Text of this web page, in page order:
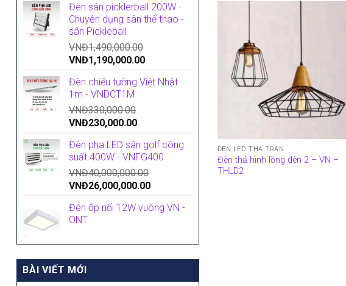
Đèn sân picklerball 200W -
Chuyên dụng sân thể thao -
sân Pickleball
VNĐ1,490,000.00
VNĐ1,190,000.00
Đèn chiếu tường Việt Nhật
1m - VNDCT1M
VNĐ330,000.00
VNĐ230,000.00
Đèn pha LED sân golf công
suất 400W - VNFG400
VNĐ40,000,000.00
VNĐ26,000,000.00
Đèn ốp nổi 12W vuông VN -
ONT
BÀI VIẾT MỚI
ĐÈN LED THẢ TRẦN
Đèn thả hình lồng đèn 2 – VN –
THLD2